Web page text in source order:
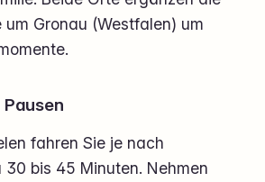
um Gronau (Westfalen) um
fahren Sie je nach
30 bis 45 Minuten. Nehmen